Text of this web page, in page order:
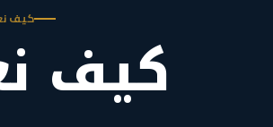
كيف
كيف